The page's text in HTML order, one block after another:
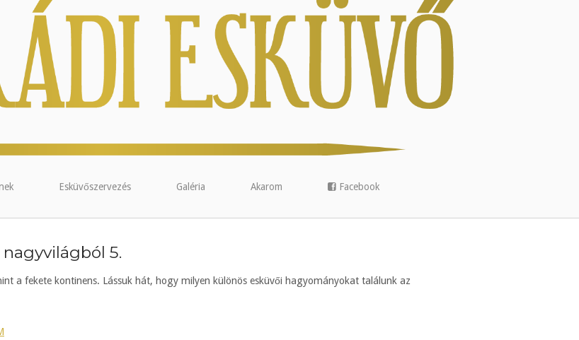
Esküvőszervezés Galéria Akarom Facebook
5.
a fekete kontinens. Lássuk hát, hogy milyen különös esküvői hagyományokat találunk az